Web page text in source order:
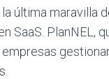
última maravilla
SaaS. PlanNEL,